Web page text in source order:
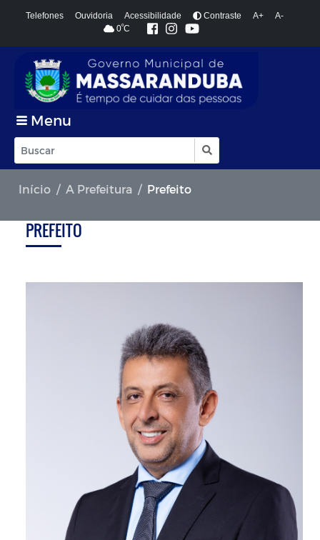
Telefones Ouvidoria Acessibilidade Contraste A+
A-
0ºC
Menu
Início A Prefeitura Prefeito
PREFEITO